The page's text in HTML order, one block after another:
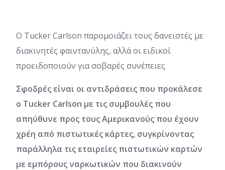
Ο Tucker Carlson παρομοιάζει τους δανειστές με
διακινητές φαιντανύλης, αλλά οι ειδικοί
προειδοποιούν για σοβαρές συνέπειες
Σφοδρές είναι οι αντιδράσεις που προκάλεσε
ο Tucker Carlson με τις συμβουλές που
απηύθυνε προς τους Αμερικανούς που έχουν
χρέη από πιστωτικές κάρτες, συγκρίνοντας
παράλληλα τις εταιρείες πιστωτικών καρτών
με εμπόρους ναρκωτικών που διακινούν